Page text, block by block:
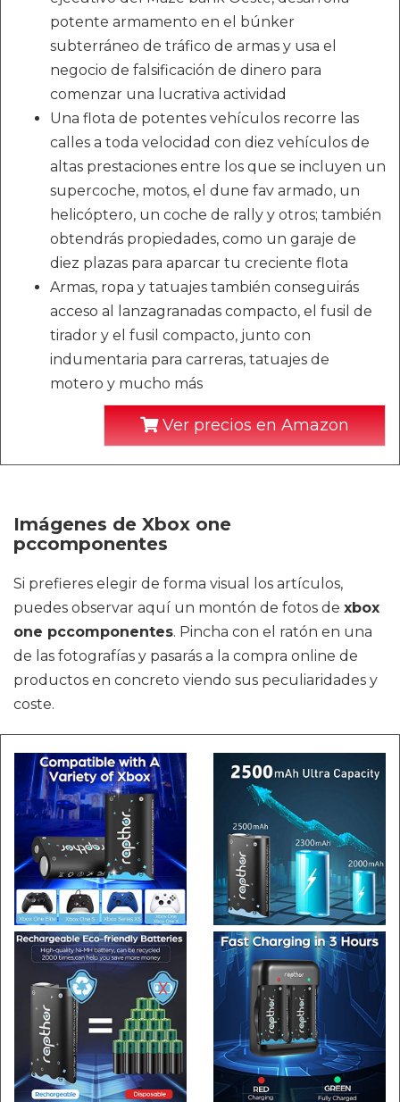
potente armamento en el búnker
subterráneo de tráfico de armas y usa el
negocio de falsificación de dinero para
comenzar una lucrativa actividad
Una flota de potentes vehículos recorre las
calles a toda velocidad con diez vehículos de
altas prestaciones entre los que se incluyen un
supercoche, motos, el dune fav armado, un
helicóptero, un coche de rally y otros; también
obtendrás propiedades, como un garaje de
diez plazas para aparcar tu creciente flota
Armas, ropa y tatuajes también conseguirás
acceso al lanzagranadas compacto, el fusil de
tirador y el fusil compacto, junto con
indumentaria para carreras, tatuajes de
motero y mucho más
Ver precios en Amazon
Imágenes de Xbox one
pccomponentes
Si prefieres elegir de forma visual los artículos,
puedes observar aquí un montón de fotos de xbox
one pccomponentes. Pincha con el ratón en una
de las fotografías y pasarás a la compra online de
productos en concreto viendo sus peculiaridades y
coste.